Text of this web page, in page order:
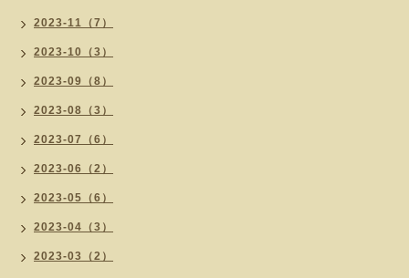
2023-11（7）
2023-10（3）
2023-09（8）
2023-08（3）
2023-07（6）
2023-06（2）
2023-05（6）
2023-04（3）
2023-03（2）